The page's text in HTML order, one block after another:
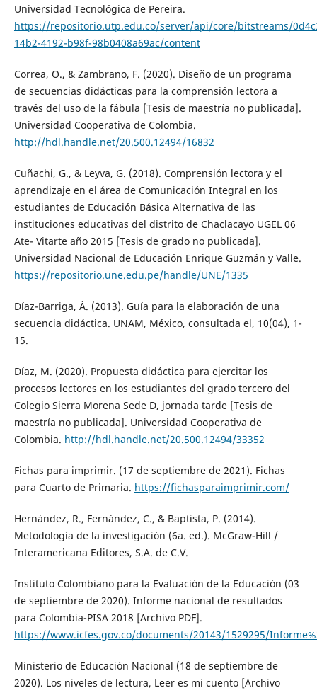
Universidad Tecnológica de Pereira.
https://repositorio.utp.edu.co/server/api/core/bitstreams/
14b2-4192-b98f-98b0408a69ac/content
Correa, O., & Zambrano, F. (2020). Diseño de un programa
de secuencias didácticas para la comprensión lectora a
través del uso de la fábula [Tesis de maestría no publicada].
Universidad Cooperativa de Colombia.
http://hdl.handle.net/20.500.12494/16832
Cuñachi, G., & Leyva, G. (2018). Comprensión lectora y el
aprendizaje en el área de Comunicación Integral en los
estudiantes de Educación Básica Alternativa de las
instituciones educativas del distrito de Chaclacayo UGEL 06
Ate- Vitarte año 2015 [Tesis de grado no publicada].
Universidad Nacional de Educación Enrique Guzmán y Valle.
https://repositorio.une.edu.pe/handle/UNE/1335
Díaz-Barriga, Á. (2013). Guía para la elaboración de una
secuencia didáctica. UNAM, México, consultada el, 10(04), 1-
15.
Díaz, M. (2020). Propuesta didáctica para ejercitar los
procesos lectores en los estudiantes del grado tercero del
Colegio Sierra Morena Sede D, jornada tarde [Tesis de
maestría no publicada]. Universidad Cooperativa de
Colombia. http://hdl.handle.net/20.500.12494/33352
Fichas para imprimir. (17 de septiembre de 2021). Fichas
para Cuarto de Primaria. https://fichasparaimprimir.com/
Hernández, R., Fernández, C., & Baptista, P. (2014).
Metodología de la investigación (6a. ed.). McGraw-Hill /
Interamericana Editores, S.A. de C.V.
Instituto Colombiano para la Evaluación de la Educación (03
de septiembre de 2020). Informe nacional de resultados
para Colombia-PISA 2018 [Archivo PDF].
https://www.icfes.gov.co/documents/20143/1529295/
Ministerio de Educación Nacional (18 de septiembre de
2020). Los niveles de lectura, Leer es mi cuento [Archivo